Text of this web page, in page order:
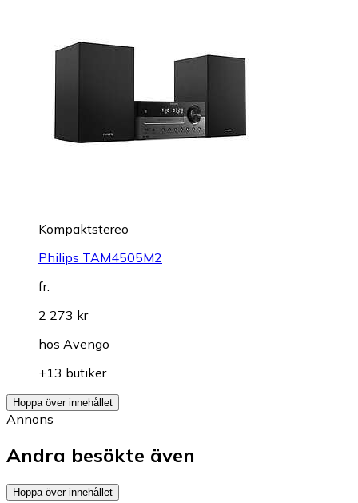
Kompaktstereo
Philips TAM4505M2
fr.
2 273 kr
hos Avengo
+13 butiker
Hoppa över innehållet
Annons
Andra besökte även
Hoppa över innehållet